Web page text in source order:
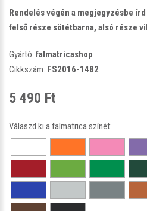
Rendelés végén a megjegyzésbe
felső része sötétbarna, alsó része
Gyártó: falmatricashop
Cikkszám: FS2016-1482
5 490 Ft
Válaszd ki a falmatrica színét: